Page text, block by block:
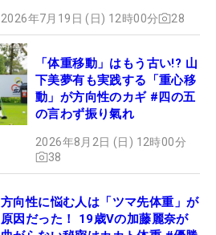
2026年7月19日 (日) 12時00分 28
「体重移動」はもう古い!? 山
下美夢有も実践する「重心移
動」が方向性のカギ #四の五
の言わず振り氣れ
2026年8月2日 (日) 12時00分
38
方向性に悩む人は「ツマ先体重」が
原因だった！ 19歳Vの加藤麗奈が